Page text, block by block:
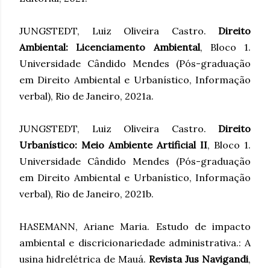
JUNGSTEDT, Luiz Oliveira Castro. Direito
Ambiental: Licenciamento Ambiental, Bloco 1.
Universidade Cândido Mendes (Pós-graduação
em Direito Ambiental e Urbanístico, Informação
verbal), Rio de Janeiro, 2021a.
JUNGSTEDT, Luiz Oliveira Castro. Direito
Urbanístico: Meio Ambiente Artificial II, Bloco 1.
Universidade Cândido Mendes (Pós-graduação
em Direito Ambiental e Urbanístico, Informação
verbal), Rio de Janeiro, 2021b.
HASEMANN, Ariane Maria. Estudo de impacto
ambiental e discricionariedade administrativa.: A
usina hidrelétrica de Mauá. Revista Jus Navigandi,